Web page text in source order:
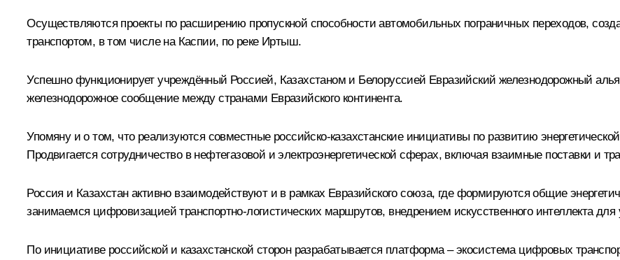
Осуществляются проекты по расширению пропускной способности автомобильных пограничных переходов,
транспортом, в том числе на Каспии, по реке Иртыш.
Успешно функционирует учреждённый Россией, Казахстаном и Белоруссией Евразийский железнодорожный
железнодорожное сообщение между странами Евразийского континента.
Упомяну и о том, что реализуются совместные российско-казахстанские инициативы по развитию
Продвигается сотрудничество в нефтегазовой и электроэнергетической сферах, включая взаимные поставки и
Россия и Казахстан активно взаимодействуют и в рамках Евразийского союза, где формируются общие
занимаемся цифровизацией транспортно-логистических маршрутов, внедрением искусственного интеллекта для
По инициативе российской и казахстанской сторон разрабатывается платформа – экосистема цифровых